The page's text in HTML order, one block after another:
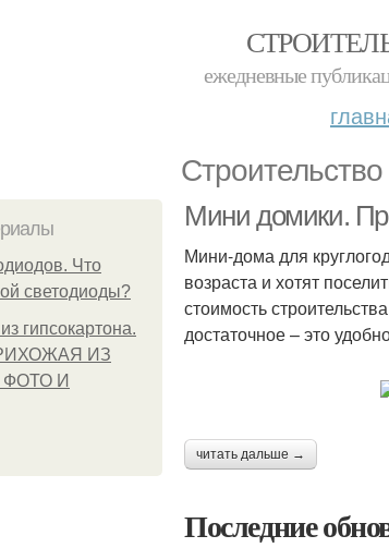
ежедневные
Что
светодиоды?
гипсокартона.
ИЗ
И
Мини домики.
Мини-дома для
возраста и хотят
стоимость
достаточное – это
читать дальше →
Последние